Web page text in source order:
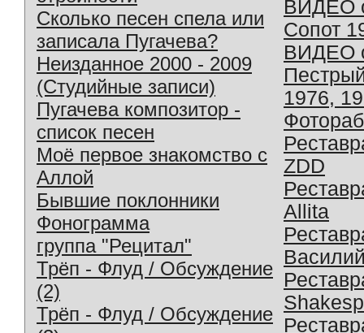
Сколько песен спела или
записала Пугачева?
Неизданное 2000 - 2009
(Студийные записи)
Пугачева композитор -
список песен
Моё первое знакомство с
Аллой
Бывшие поклонники
Фонограмма
группа "Рецитал"
Трёп - Флуд / Обсуждение
(2)
Трёп - Флуд / Обсуждение
ВИДЕО
Сопот
ВИДЕО
1976,
ZDD
Allita